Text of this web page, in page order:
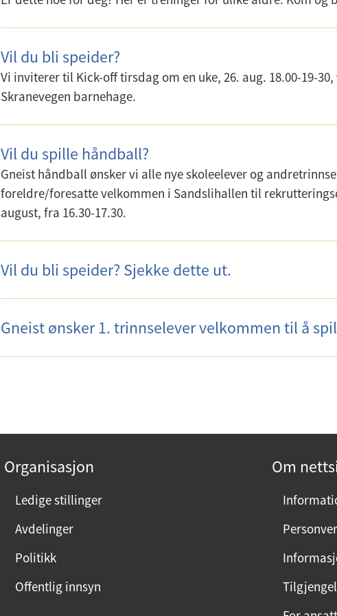
Vil du bli speider?
Vi inviterer til Kick-off tirsdag om en uke, 26. aug. 18.00-19-30,
Skranevegen barnehage.
Vil du spille håndball?
Gneist håndball ønsker vi alle nye skoleelever og
foreldre/foresatte velkommen i Sandslihallen til
august, fra 16.30-17.30.
Vil du bli speider? Sjekke dette ut.
Gneist ønsker 1. trinnselever velkommen til å
Organisasjon
Ledige stillinger
Avdelinger
Politikk
Offentlig innsyn
Om